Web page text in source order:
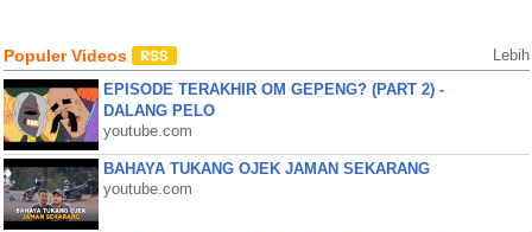
Populer Videos Lebih
EPISODE TERAKHIR OM GEPENG? (PART 2) -
DALANG PELO
youtube.com
BAHAYA TUKANG OJEK JAMAN SEKARANG
youtube.com